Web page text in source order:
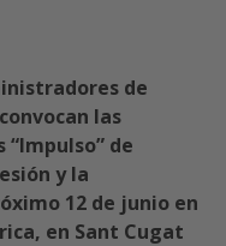
de
las
de
y la
12 de junio en
en Sant Cugat